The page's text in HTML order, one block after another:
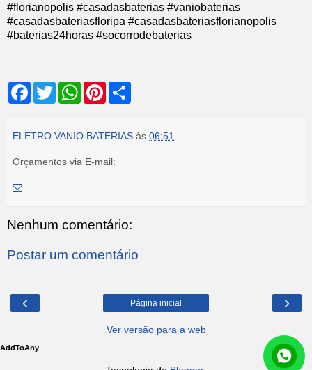
#florianopolis #casadasbaterias #vaniobaterias
#casadasbateriasfloripa #casadasbateriasflorianopolis
#baterias24horas #socorrodebaterias
F
b
o
k
T
w
t
e
W
s
A
p
P
e
r
s
e
ELETRO VANIO BATERIAS às 06:51
Orçamentos via E-mail:
Nenhum comentário:
Postar um comentário
‹ ›
Página inicial
Ver versão para a web
AddToAny